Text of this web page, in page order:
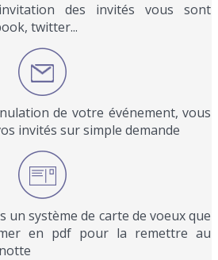
des invités vous sont
twitter...
de votre événement, vous
invités sur simple demande
système de carte de voeux que
en pdf pour la remettre au